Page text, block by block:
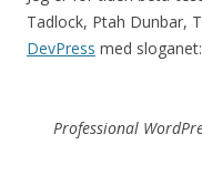
Tadlock, Ptah Dunbar,
DevPress med sloganet:
Professional